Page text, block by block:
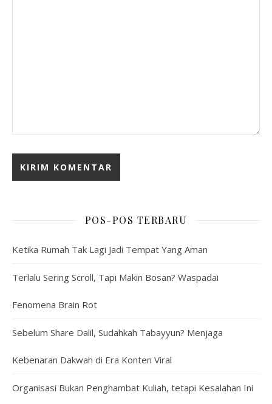
POS-POS TERBARU
Ketika Rumah Tak Lagi Jadi Tempat Yang Aman
Terlalu Sering Scroll, Tapi Makin Bosan? Waspadai
Fenomena Brain Rot
Sebelum Share Dalil, Sudahkah Tabayyun? Menjaga
Kebenaran Dakwah di Era Konten Viral
Organisasi Bukan Penghambat Kuliah, tetapi Kesalahan Ini